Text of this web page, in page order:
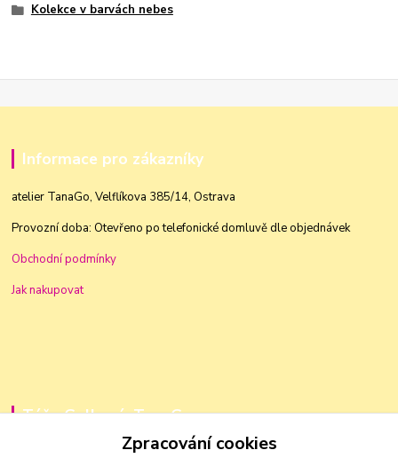
Kolekce v barvách nebes
Informace pro zákazníky
atelier TanaGo, Velflíkova 385/14, Ostrava
Provozní doba: Otevřeno po telefonické domluvě dle objednávek
Obchodní podmínky
Jak nakupovat
Táňa Golková, TanaGo
Zpracování cookies